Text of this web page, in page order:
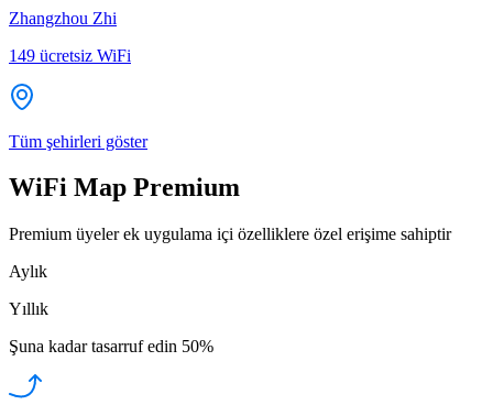
Zhangzhou Zhi
149 ücretsiz WiFi
Tüm şehirleri göster
WiFi Map Premium
Premium üyeler ek uygulama içi özelliklere özel erişime sahiptir
Aylık
Yıllık
Şuna kadar tasarruf edin 50%